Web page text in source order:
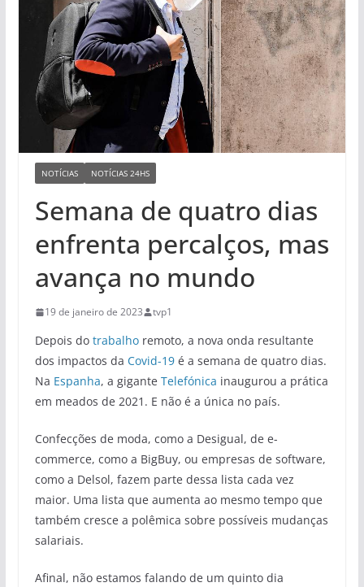
NOTÍCIAS NOTÍCIAS 24HS
Semana de quatro dias
enfrenta percalços, mas
avança no mundo
19 de janeiro de 2023 tvp1
Depois do trabalho remoto, a nova onda resultante
dos impactos da Covid-19é a semana de quatro dias.
Na Espanha, a gigante Telefónica inaugurou a prática
em meados de 2021. E não é a única no país.
Confecções de moda, como a Desigual, de e-
commerce, como a BigBuy, ou empresas de software,
como a Delsol, fazem parte dessa lista cada vez
maior. Uma lista que aumenta ao mesmo tempo que
também cresce a polêmica sobre possíveis mudanças
salariais.
Afinal, não estamos falando de um quinto dia